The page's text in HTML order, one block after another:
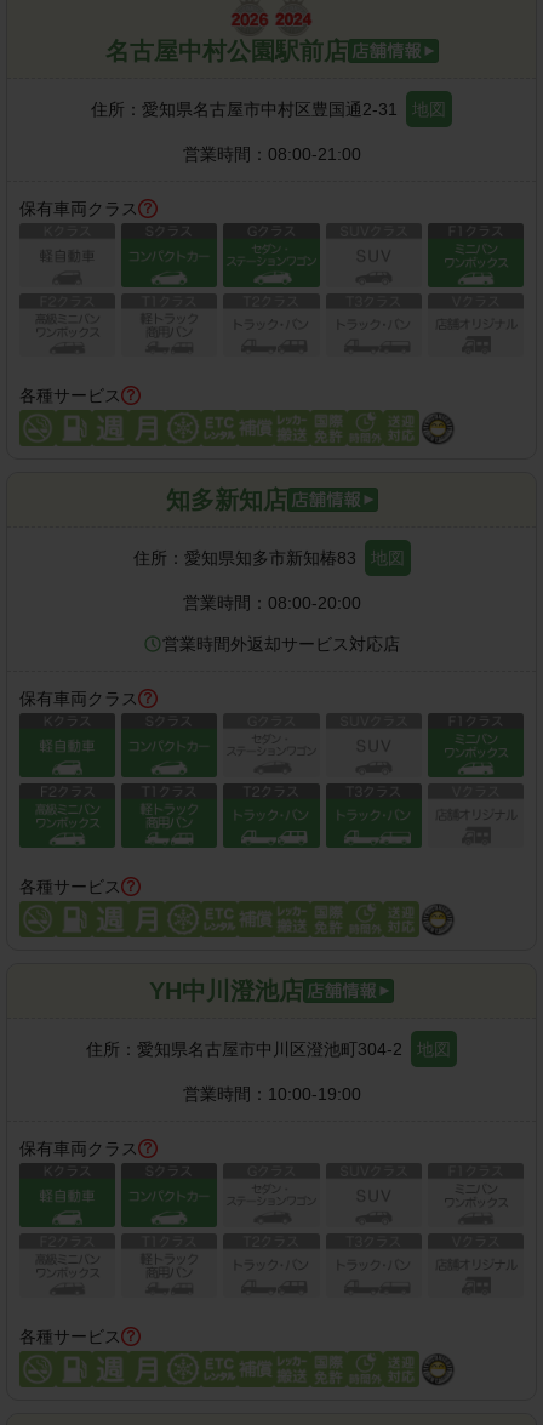
名古屋中村公園駅前店
住所： 愛知県名古屋市中村区豊国通2-31 地図
営業時間： 08:00-21:00
保有車両クラス
各種サービス
知多新知店
住所： 愛知県知多市新知椿83 地図
営業時間： 08:00-20:00
営業時間外返却サービス対応店
保有車両クラス
各種サービス
YH中川澄池店
住所： 愛知県名古屋市中川区澄池町304-2 地図
営業時間： 10:00-19:00
保有車両クラス
各種サービス